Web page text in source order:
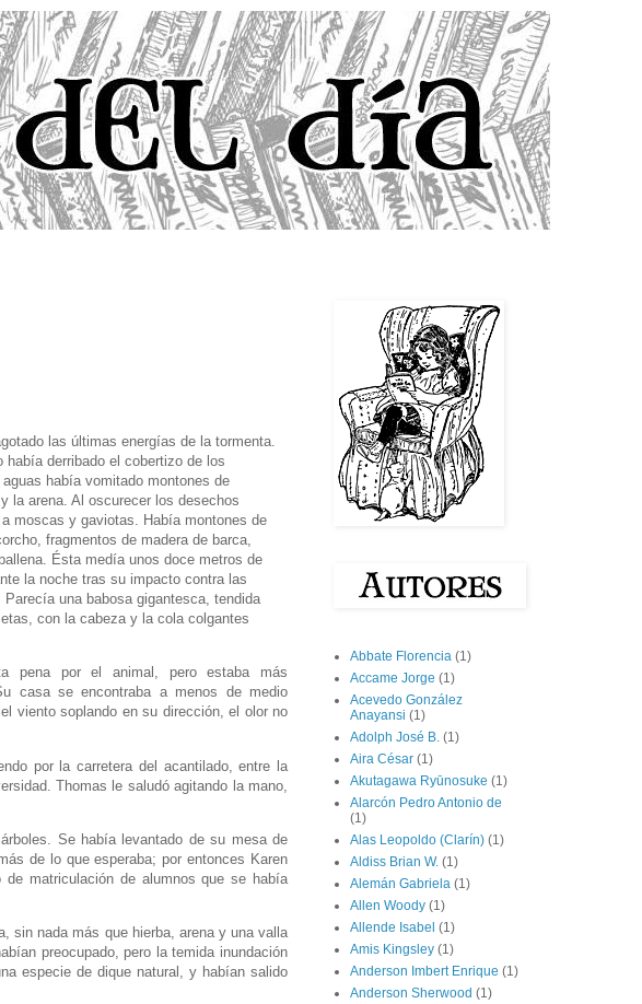
las últimas energías de la tormenta.
había derribado el cobertizo de los
había vomitado montones de
la arena. Al oscurecer los desechos
moscas y gaviotas. Había montones de
fragmentos de madera de barca,
Ésta medía unos doce metros de
la noche tras su impacto contra las
una babosa gigantesca, tendida
con la cabeza y la cola colgantes
pena por el animal, pero estaba más
casa se encontraba a menos de medio
viento soplando en su dirección, el olor no
por la carretera del acantilado, entre la
Thomas le saludó agitando la mano,
Se había levantado de su mesa de
de lo que esperaba; por entonces Karen
matriculación de alumnos que se había
sin nada más que hierba, arena y una valla
preocupado, pero la temida inundación
especie de dique natural, y habían salido
Abbate Florencia (1)
Accame Jorge (1)
Acevedo González
Anayansi (1)
Adolph José B. (1)
Aira César (1)
Akutagawa Ryūnosuke (1)
Alarcón Pedro Antonio de
(1)
Alas Leopoldo (Clarín) (1)
Aldiss Brian W. (1)
Alemán Gabriela (1)
Allen Woody (1)
Allende Isabel (1)
Amis Kingsley (1)
Anderson Imbert Enrique (1)
Anderson Sherwood (1)